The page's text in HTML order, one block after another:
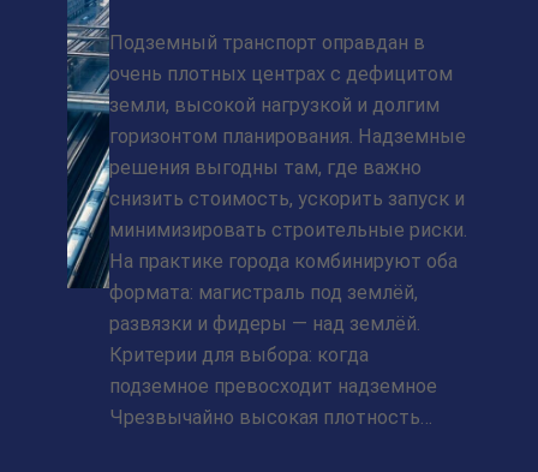
Подземный транспорт оправдан в
очень плотных центрах с дефицитом
земли, высокой нагрузкой и долгим
горизонтом планирования. Надземные
решения выгодны там, где важно
снизить стоимость, ускорить запуск и
минимизировать строительные риски.
На практике города комбинируют оба
формата: магистраль под землёй,
развязки и фидеры — над землёй.
Критерии для выбора: когда
подземное превосходит надземное
Чрезвычайно высокая плотность…